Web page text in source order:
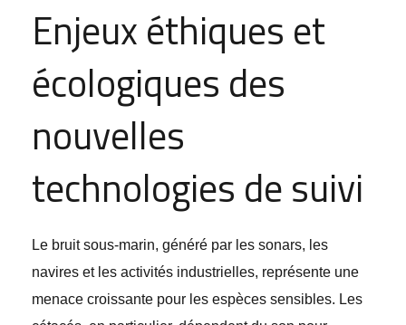
Enjeux éthiques et
écologiques des
nouvelles
technologies de suivi
Le bruit sous-marin, généré par les sonars, les
navires et les activités industrielles, représente une
menace croissante pour les espèces sensibles. Les